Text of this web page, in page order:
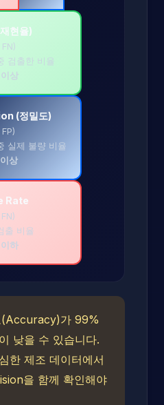
현율)
검출한 비율
상
(정밀도)
실제 불량 비율
상
Rate
출 비율
하
(Accuracy)가 99%
낮을 수 있습니다.
한 제조 데이터에서
을 함께 확인해야